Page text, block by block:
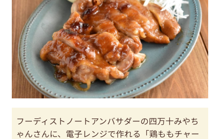
フーディストノートアンバサダーの四万十みやち
ゃんさんに、電子レンジで作れる「鶏ももチャー